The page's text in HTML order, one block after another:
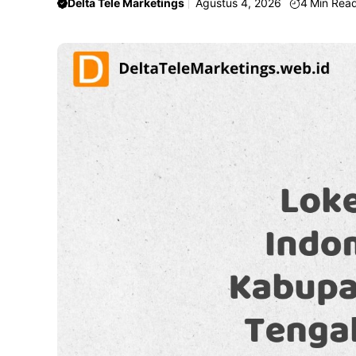
Delta Tele Marketings Agustus 4, 2026 4 Min